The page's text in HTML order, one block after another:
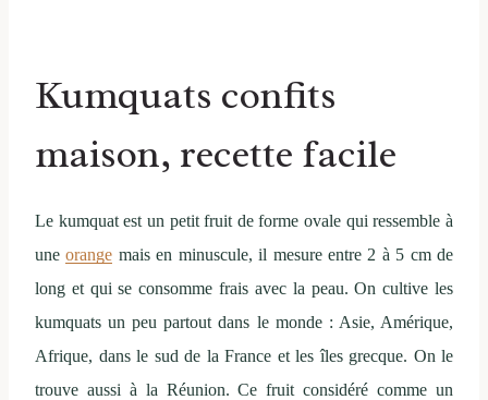
Kumquats confits
maison, recette facile
Le kumquat est un petit fruit de forme ovale qui ressemble à
uneorange mais en minuscule, il mesure entre 2 à 5 cm de
long et qui se consomme frais avec la peau. On cultive les
kumquats un peu partout dans le monde : Asie, Amérique,
Afrique, dans le sud de la France et les îles grecque. On le
trouve aussi à la Réunion. Ce fruit considéré comme un